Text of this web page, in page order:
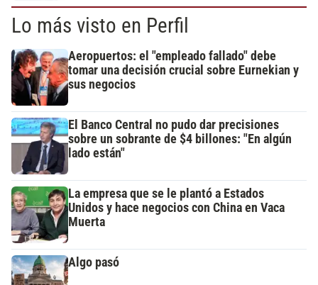
Lo más visto en Perfil
Aeropuertos: el "empleado fallado" debe
tomar una decisión crucial sobre Eurnekian y
sus negocios
El Banco Central no pudo dar precisiones
sobre un sobrante de $4 billones: "En algún
lado están"
La empresa que se le plantó a Estados
Unidos y hace negocios con China en Vaca
Muerta
Algo pasó